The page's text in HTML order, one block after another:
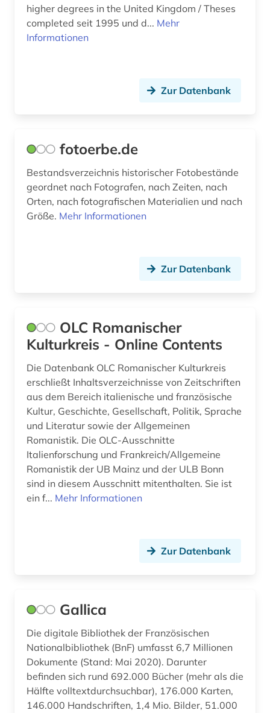
chinesen (1)
christianshavn (1)
christliche kunst (1)
christliche literatur (4)
christliche mission (1)
commonwealth (10)
dahlbergh, erik jönsson | offizier; architekt;
zeichner; kartograf; historiker; beamter;
generalgouverneur (1)
danmarks nationalsocialistiske arbejderparti
(1)
dannebrogsmænd (2)
dante (2)
darstellende kunst (1)
datensammlung (1)
dedesdorf (1)
der blaue reiter (1)
design (8)
deutsch (9)
higher degrees in the United Kingdom / Theses
completed seit 1995 und d... Mehr
Informationen
Zur Datenbank
fotoerbe.de
Bestandsverzeichnis historischer Fotobestände
geordnet nach Fotografen, nach Zeiten, nach
Orten, nach fotografischen Materialien und nach
Größe. Mehr Informationen
Zur Datenbank
OLC Romanischer
Kulturkreis - Online Contents
Die Datenbank OLC Romanischer Kulturkreis
erschließt Inhaltsverzeichnisse von Zeitschriften
aus dem Bereich italienische und französische
Kultur, Geschichte, Gesellschaft, Politik, Sprache
und Literatur sowie der Allgemeinen
Romanistik. Die OLC-Ausschnitte
Italienforschung und Frankreich/Allgemeine
Romanistik der UB Mainz und der ULB Bonn
sind in diesem Ausschnitt mitenthalten. Sie ist
ein f... Mehr Informationen
Zur Datenbank
Gallica
Die digitale Bibliothek der Französischen
Nationalbibliothek (BnF) umfasst 6,7 Millionen
Dokumente (Stand: Mai 2020). Darunter
befinden sich rund 692.000 Bücher (mehr als die
Hälfte volltextdurchsuchbar), 176.000 Karten,
146.000 Handschriften, 1,4 Mio. Bilder, 51.000